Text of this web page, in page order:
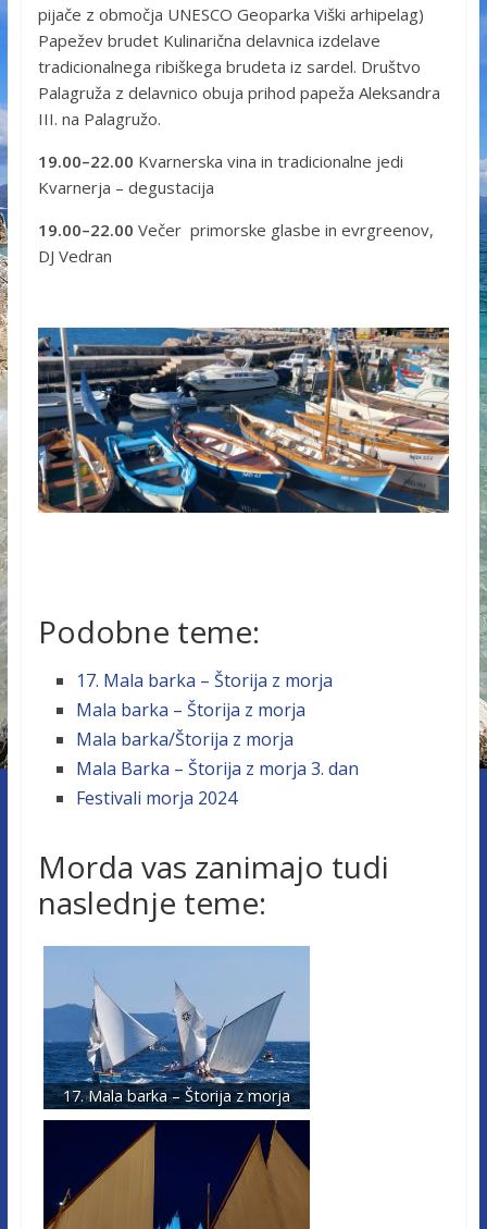
pijače z območja UNESCO Geoparka Viški arhipelag)
Papežev brudet Kulinarična delavnica izdelave
tradicionalnega ribiškega brudeta iz sardel. Društvo
Palagruža z delavnico obuja prihod papeža Aleksandra
III. na Palagružo.
19.00–22.00 Kvarnerska vina in tradicionalne jedi
Kvarnerja – degustacija
19.00–22.00 Večer primorske glasbe in evrgreenov,
DJ Vedran
Podobne teme:
17. Mala barka – Štorija z morja
Mala barka – Štorija z morja
Mala barka/Štorija z morja
Mala Barka – Štorija z morja 3. dan
Festivali morja 2024
Morda vas zanimajo tudi
naslednje teme:
17. Mala barka – Štorija z morja